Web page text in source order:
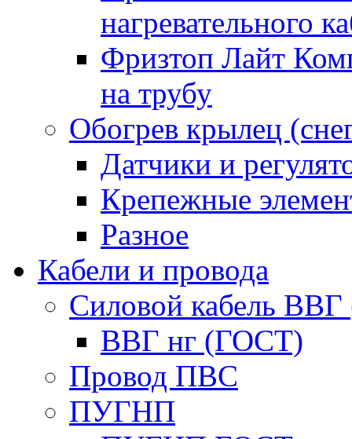
нагревательного
Фризтоп Лайт
на трубу
Обогрев крылец
Датчики и
Крепежные
Разное
Кабели и провода
Силовой кабель
ВВГ нг (ГОСТ)
Провод ПВС
ПУГНП